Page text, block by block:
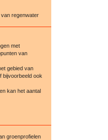
van regenwater
met
van
gebied van
bijvoorbeeld ook
kan het aantal
groenprofielen